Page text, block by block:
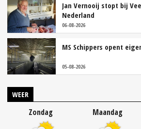
Jan Vernooij stopt bij
Nederland
06-08-2026
MS Schippers opent
05-08-2026
WEER
Zondag Maandag